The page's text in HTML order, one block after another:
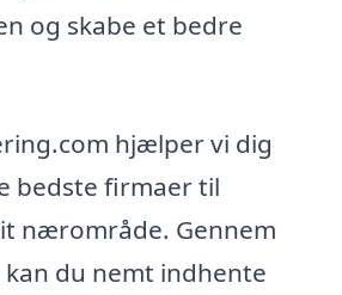
og skabe et bedre
hjælper vi dig
bedste firmaer til
nærområde. Gennem
du nemt indhente